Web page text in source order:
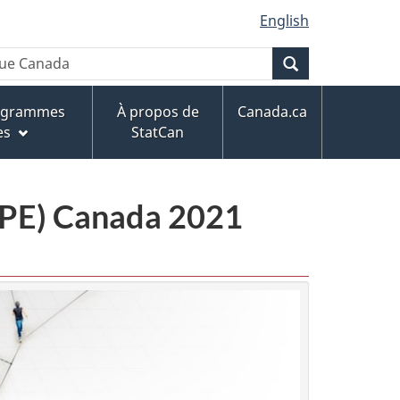
English
À propos de
StatCan
Canada.ca
Canada 2021